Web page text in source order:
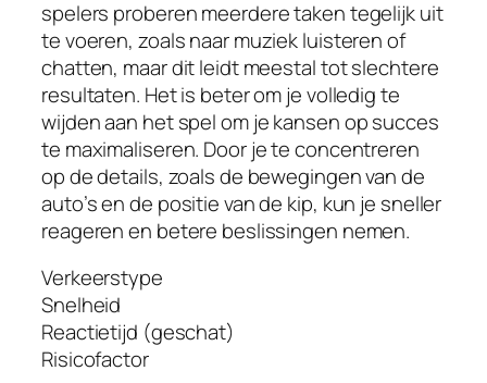
spelers proberen meerdere taken tegelijk uit
te voeren, zoals naar muziek luisteren of
chatten, maar dit leidt meestal tot slechtere
resultaten. Het is beter om je volledig te
wijden aan het spel om je kansen op succes
te maximaliseren. Door je te concentreren
op de details, zoals de bewegingen van de
auto’s en de positie van de kip, kun je sneller
reageren en betere beslissingen nemen.
Verkeerstype
Snelheid
Reactietijd (geschat)
Risicofactor